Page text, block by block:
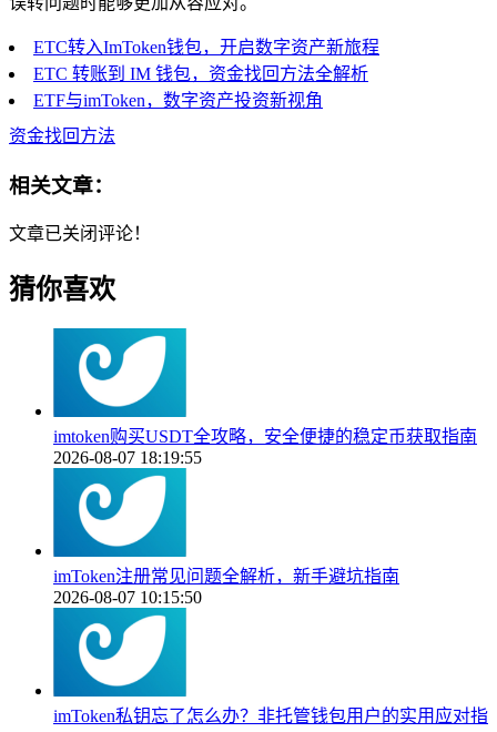
ETC转入ImToken钱包，开启数字资产新旅程
ETC 转账到 IM 钱包，资金找回方法全解析
ETF与imToken，数字资产投资新视角
资金找回方法
相关文章：
文章已关闭评论！
猜你喜欢
imtoken购买USDT全攻略，安全便捷的稳定币获取指南
2026-08-07 18:19:55
imToken注册常见问题全解析，新手避坑指南
2026-08-07 10:15:50
imToken私钥忘了怎么办？非托管钱包用户的实用应对指